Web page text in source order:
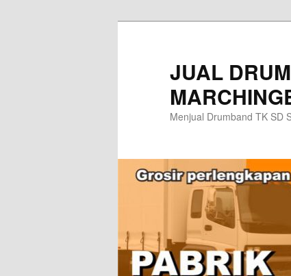
JUAL
Menjual Drumband TK SD